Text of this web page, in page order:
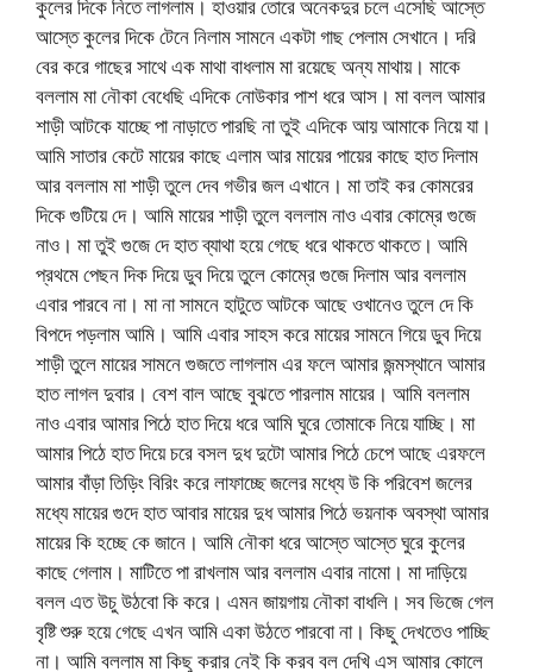
কুলের দিকে নিতে লাগলাম। হাওয়ার তোরে অনেকদুর চলে এসেছি আস্তে
আস্তে কুলের দিকে টেনে নিলাম সামনে একটা গাছ পেলাম সেখানে। দরি
বের করে গাছের সাথে এক মাথা বাধলাম মা রয়েছে অন্য মাথায়। মাকে
বললাম মা নৌকা বেধেছি এদিকে নোউকার পাশ ধরে আস। মা বলল আমার
শাড়ী আটকে যাচ্ছে পা নাড়াতে পারছি না তুই এদিকে আয় আমাকে নিয়ে যা।
আমি সাতার কেটে মায়ের কাছে এলাম আর মায়ের পায়ের কাছে হাত দিলাম
আর বললাম মা শাড়ী তুলে দেব গভীর জল এখানে। মা তাই কর কোমরের
দিকে গুটিয়ে দে। আমি মায়ের শাড়ী তুলে বললাম নাও এবার কোম্রে গুজে
নাও। মা তুই গুজে দে হাত ব্যাথা হয়ে গেছে ধরে থাকতে থাকতে। আমি
প্রথমে পেছন দিক দিয়ে ডুব দিয়ে তুলে কোম্রে গুজে দিলাম আর বললাম
এবার পারবে না। মা না সামনে হাটুতে আটকে আছে ওখানেও তুলে দে কি
বিপদে পড়লাম আমি। আমি এবার সাহস করে মায়ের সামনে গিয়ে ডুব দিয়ে
শাড়ী তুলে মায়ের সামনে গুজতে লাগলাম এর ফলে আমার জন্মস্থানে আমার
হাত লাগল দুবার। বেশ বাল আছে বুঝতে পারলাম মায়ের। আমি বললাম
নাও এবার আমার পিঠে হাত দিয়ে ধরে আমি ঘুরে তোমাকে নিয়ে যাচ্ছি। মা
আমার পিঠে হাত দিয়ে চরে বসল দুধ দুটো আমার পিঠে চেপে আছে এরফলে
আমার বাঁড়া তিড়িং বিরিং করে লাফাচ্ছে জলের মধ্যে উ কি পরিবেশ জলের
মধ্যে মায়ের গুদে হাত আবার মায়ের দুধ আমার পিঠে ভয়নাক অবস্থা আমার
মায়ের কি হচ্ছে কে জানে। আমি নৌকা ধরে আস্তে আস্তে ঘুরে কুলের
কাছে গেলাম। মাটিতে পা রাখলাম আর বললাম এবার নামো। মা দাড়িয়ে
বলল এত উচু উঠবো কি করে। এমন জায়গায় নৌকা বাধলি। সব ভিজে গেল
বৃষ্টি শুরু হয়ে গেছে এখন আমি একা উঠতে পারবো না। কিছু দেখতেও পাচ্ছি
না। আমি বললাম মা কিছু করার নেই কি করব বল দেখি এস আমার কোলে